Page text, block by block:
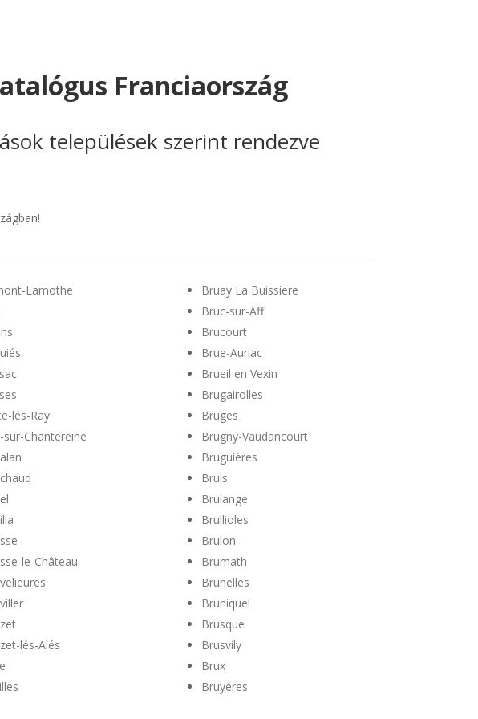
Franciaország
települések szerint rendezve
Lamothe
lés-Ray
sur-Chantereine
le-Château
lés-Alés
Bruay La Buissiere
Bruc-sur-Aff
Brucourt
Brue-Auriac
Brueil en Vexin
Brugairolles
Bruges
Brugny-Vaudancourt
Bruguiéres
Bruis
Brulange
Brullioles
Brulon
Brumath
Brunelles
Bruniquel
Brusque
Brusvily
Brux
Bruyéres